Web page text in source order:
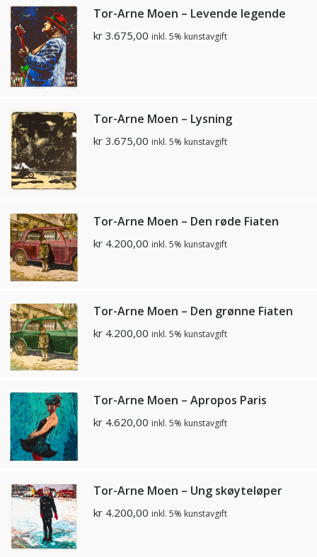
Tor-Arne Moen – Levende legende
kr 3.675,00 inkl. 5% kunstavgift
Tor-Arne Moen – Lysning
kr 3.675,00 inkl. 5% kunstavgift
Tor-Arne Moen – Den røde Fiaten
kr 4.200,00 inkl. 5% kunstavgift
Tor-Arne Moen – Den grønne Fiaten
kr 4.200,00 inkl. 5% kunstavgift
Tor-Arne Moen – Apropos Paris
kr 4.620,00 inkl. 5% kunstavgift
Tor-Arne Moen – Ung skøyteløper
kr 4.200,00 inkl. 5% kunstavgift